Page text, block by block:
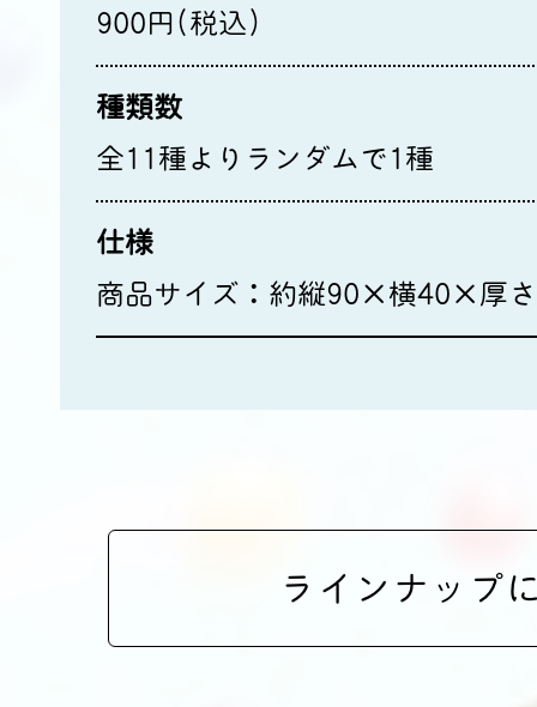
900円(税込)
種類数
全11種よりランダムで1種
仕様
商品サイズ：約縦90×横40×厚
ラインナップ